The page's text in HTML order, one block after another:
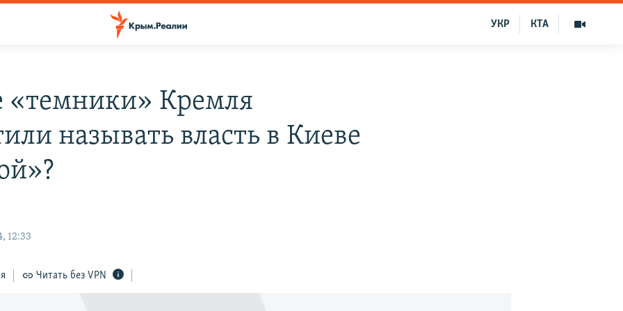
КТА
УКР
«темники» Кремля
называть власть в Киеве
12:33
Читать без VPN